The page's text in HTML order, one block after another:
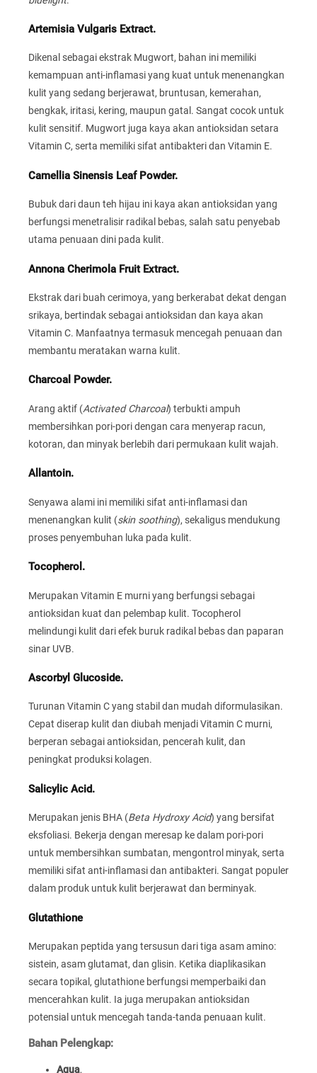
Artemisia Vulgaris Extract.
Dikenal sebagai ekstrak Mugwort, bahan ini memiliki
kemampuan anti-inflamasi yang kuat untuk menenangkan
kulit yang sedang berjerawat, bruntusan, kemerahan,
bengkak, iritasi, kering, maupun gatal. Sangat cocok untuk
kulit sensitif. Mugwort juga kaya akan antioksidan setara
Vitamin C, serta memiliki sifat antibakteri dan Vitamin E.
Camellia Sinensis Leaf Powder.
Bubuk dari daun teh hijau ini kaya akan antioksidan yang
berfungsi menetralisir radikal bebas, salah satu penyebab
utama penuaan dini pada kulit.
Annona Cherimola Fruit Extract.
Ekstrak dari buah cerimoya, yang berkerabat dekat dengan
srikaya, bertindak sebagai antioksidan dan kaya akan
Vitamin C. Manfaatnya termasuk mencegah penuaan dan
membantu meratakan warna kulit.
Charcoal Powder.
Arang aktif (Activated Charcoal) terbukti ampuh
membersihkan pori-pori dengan cara menyerap racun,
kotoran, dan minyak berlebih dari permukaan kulit wajah.
Allantoin.
Senyawa alami ini memiliki sifat anti-inflamasi dan
menenangkan kulit (skin soothing), sekaligus mendukung
proses penyembuhan luka pada kulit.
Tocopherol.
Merupakan Vitamin E murni yang berfungsi sebagai
antioksidan kuat dan pelembap kulit. Tocopherol
melindungi kulit dari efek buruk radikal bebas dan paparan
sinar UVB.
Ascorbyl Glucoside.
Turunan Vitamin C yang stabil dan mudah diformulasikan.
Cepat diserap kulit dan diubah menjadi Vitamin C murni,
berperan sebagai antioksidan, pencerah kulit, dan
peningkat produksi kolagen.
Salicylic Acid.
Merupakan jenis BHA (Beta Hydroxy Acid) yang bersifat
eksfoliasi. Bekerja dengan meresap ke dalam pori-pori
untuk membersihkan sumbatan, mengontrol minyak, serta
memiliki sifat anti-inflamasi dan antibakteri. Sangat populer
dalam produk untuk kulit berjerawat dan berminyak.
Glutathione
Merupakan peptida yang tersusun dari tiga asam amino:
sistein, asam glutamat, dan glisin. Ketika diaplikasikan
secara topikal, glutathione berfungsi memperbaiki dan
mencerahkan kulit. Ia juga merupakan antioksidan
potensial untuk mencegah tanda-tanda penuaan kulit.
Bahan Pelengkap:
Aqua,